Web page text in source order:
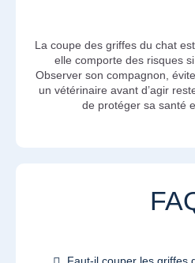
La coupe des griffes du chat
elle comporte des risques
Observer son compagnon,
un vétérinaire avant d’agir
de protéger sa santé